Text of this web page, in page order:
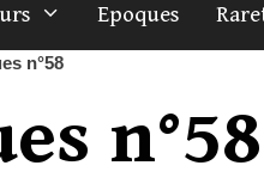
Epoques
n°58
n°58